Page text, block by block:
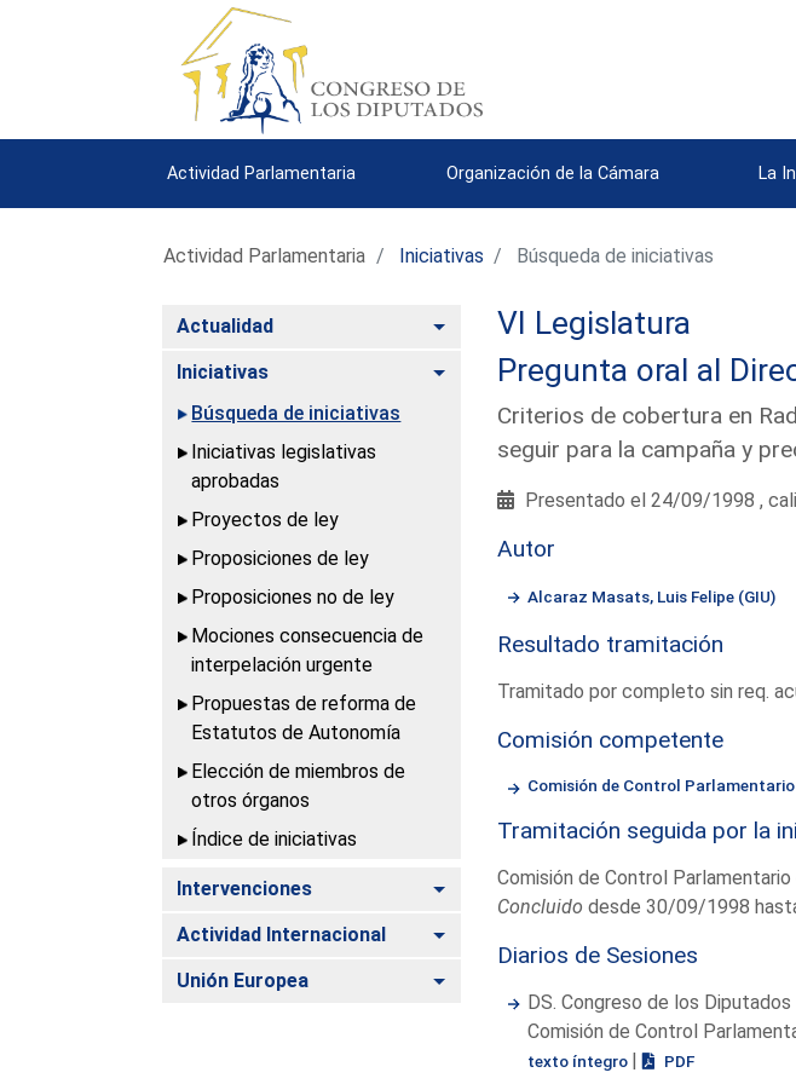
Actividad Parlamentaria Organización de la Cámara La
Actividad Parlamentaria Iniciativas Búsqueda de iniciativas
Actualidad Alternar
Iniciativas
Alternar
Búsqueda de iniciativas
Iniciativas legislativas
aprobadas
Proyectos de ley
Proposiciones de ley
Proposiciones no de ley
Mociones consecuencia de
interpelación urgente
Propuestas de reforma de
Estatutos de Autonomía
Elección de miembros de
otros órganos
Índice de iniciativas
Intervenciones Alternar
Actividad Internacional Alternar
Unión Europea Alternar
VI Legislatura
Pregunta oral al
Criterios de cobertura en
seguir para la campaña y
Presentado el 24/09/1998 ,
Autor
Alcaraz Masats, Luis Felipe (GIU)
Resultado tramitación
Tramitado por completo sin req.
Comisión competente
Comisión de Control Parlamentario
Tramitación seguida por la
Comisión de Control Parlamentario
Concluido desde 30/09/1998
Diarios de Sesiones
DS. Congreso de los
Comisión de Control
texto íntegro | PDF